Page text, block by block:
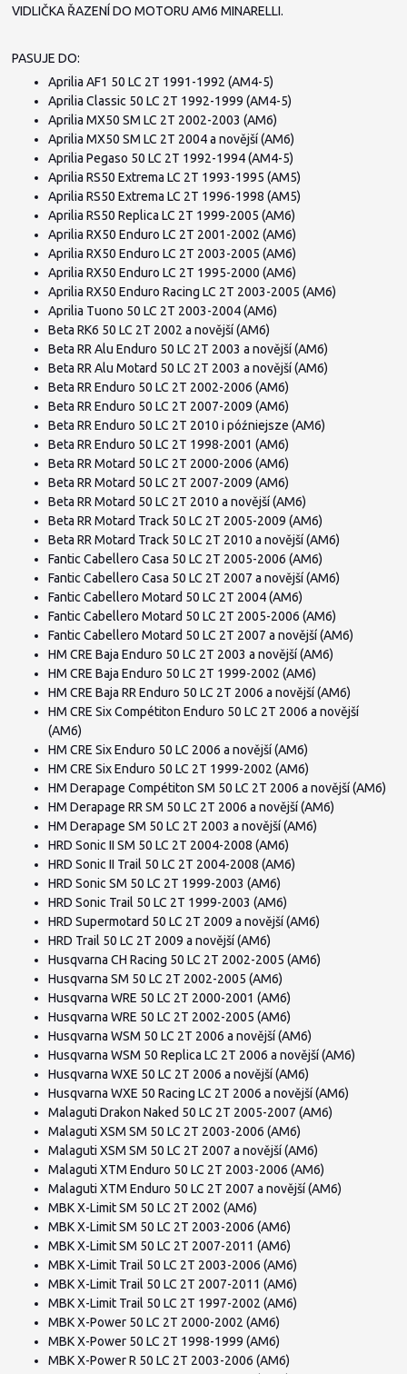
VIDLIČKA ŘAZENÍ DO MOTORU AM6 MINARELLI.
PASUJE DO:
Aprilia AF1 50 LC 2T 1991-1992 (AM4-5)
Aprilia Classic 50 LC 2T 1992-1999 (AM4-5)
Aprilia MX50 SM LC 2T 2002-2003 (AM6)
Aprilia MX50 SM LC 2T 2004 a novější (AM6)
Aprilia Pegaso 50 LC 2T 1992-1994 (AM4-5)
Aprilia RS50 Extrema LC 2T 1993-1995 (AM5)
Aprilia RS50 Extrema LC 2T 1996-1998 (AM5)
Aprilia RS50 Replica LC 2T 1999-2005 (AM6)
Aprilia RX50 Enduro LC 2T 2001-2002 (AM6)
Aprilia RX50 Enduro LC 2T 2003-2005 (AM6)
Aprilia RX50 Enduro LC 2T 1995-2000 (AM6)
Aprilia RX50 Enduro Racing LC 2T 2003-2005 (AM6)
Aprilia Tuono 50 LC 2T 2003-2004 (AM6)
Beta RK6 50 LC 2T 2002 a novější (AM6)
Beta RR Alu Enduro 50 LC 2T 2003 a novější (AM6)
Beta RR Alu Motard 50 LC 2T 2003 a novější (AM6)
Beta RR Enduro 50 LC 2T 2002-2006 (AM6)
Beta RR Enduro 50 LC 2T 2007-2009 (AM6)
Beta RR Enduro 50 LC 2T 2010 i późniejsze (AM6)
Beta RR Enduro 50 LC 2T 1998-2001 (AM6)
Beta RR Motard 50 LC 2T 2000-2006 (AM6)
Beta RR Motard 50 LC 2T 2007-2009 (AM6)
Beta RR Motard 50 LC 2T 2010 a novější (AM6)
Beta RR Motard Track 50 LC 2T 2005-2009 (AM6)
Beta RR Motard Track 50 LC 2T 2010 a novější (AM6)
Fantic Cabellero Casa 50 LC 2T 2005-2006 (AM6)
Fantic Cabellero Casa 50 LC 2T 2007 a novější (AM6)
Fantic Cabellero Motard 50 LC 2T 2004 (AM6)
Fantic Cabellero Motard 50 LC 2T 2005-2006 (AM6)
Fantic Cabellero Motard 50 LC 2T 2007 a novější (AM6)
HM CRE Baja Enduro 50 LC 2T 2003 a novější (AM6)
HM CRE Baja Enduro 50 LC 2T 1999-2002 (AM6)
HM CRE Baja RR Enduro 50 LC 2T 2006 a novější (AM6)
HM CRE Six Compétiton Enduro 50 LC 2T 2006 a novější
(AM6)
HM CRE Six Enduro 50 LC 2006 a novější (AM6)
HM CRE Six Enduro 50 LC 2T 1999-2002 (AM6)
HM Derapage Compétiton SM 50 LC 2T 2006 a novější (AM6)
HM Derapage RR SM 50 LC 2T 2006 a novější (AM6)
HM Derapage SM 50 LC 2T 2003 a novější (AM6)
HRD Sonic II SM 50 LC 2T 2004-2008 (AM6)
HRD Sonic II Trail 50 LC 2T 2004-2008 (AM6)
HRD Sonic SM 50 LC 2T 1999-2003 (AM6)
HRD Sonic Trail 50 LC 2T 1999-2003 (AM6)
HRD Supermotard 50 LC 2T 2009 a novější (AM6)
HRD Trail 50 LC 2T 2009 a novější (AM6)
Husqvarna CH Racing 50 LC 2T 2002-2005 (AM6)
Husqvarna SM 50 LC 2T 2002-2005 (AM6)
Husqvarna WRE 50 LC 2T 2000-2001 (AM6)
Husqvarna WRE 50 LC 2T 2002-2005 (AM6)
Husqvarna WSM 50 LC 2T 2006 a novější (AM6)
Husqvarna WSM 50 Replica LC 2T 2006 a novější (AM6)
Husqvarna WXE 50 LC 2T 2006 a novější (AM6)
Husqvarna WXE 50 Racing LC 2T 2006 a novější (AM6)
Malaguti Drakon Naked 50 LC 2T 2005-2007 (AM6)
Malaguti XSM SM 50 LC 2T 2003-2006 (AM6)
Malaguti XSM SM 50 LC 2T 2007 a novější (AM6)
Malaguti XTM Enduro 50 LC 2T 2003-2006 (AM6)
Malaguti XTM Enduro 50 LC 2T 2007 a novější (AM6)
MBK X-Limit SM 50 LC 2T 2002 (AM6)
MBK X-Limit SM 50 LC 2T 2003-2006 (AM6)
MBK X-Limit SM 50 LC 2T 2007-2011 (AM6)
MBK X-Limit Trail 50 LC 2T 2003-2006 (AM6)
MBK X-Limit Trail 50 LC 2T 2007-2011 (AM6)
MBK X-Limit Trail 50 LC 2T 1997-2002 (AM6)
MBK X-Power 50 LC 2T 2000-2002 (AM6)
MBK X-Power 50 LC 2T 1998-1999 (AM6)
MBK X-Power R 50 LC 2T 2003-2006 (AM6)